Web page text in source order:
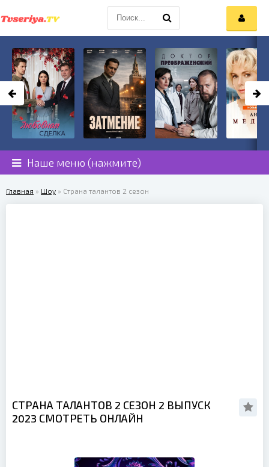
Наше меню (нажмите)
Главная » Шоу » Страна талантов 2 сезон
СТРАНА ТАЛАНТОВ 2 СЕЗОН 2 ВЫПУСК
2023 СМОТРЕТЬ ОНЛАЙН